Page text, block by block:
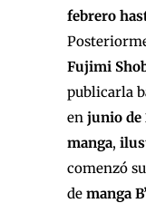
febrero
Fujimi
publicarla
en junio de
manga,
comenzó
de manga